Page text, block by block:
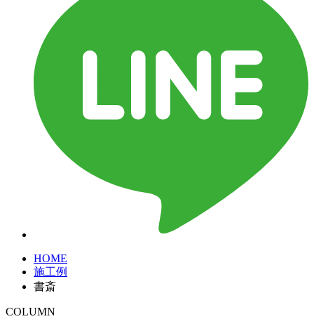
HOME
施工例
書斎
COLUMN